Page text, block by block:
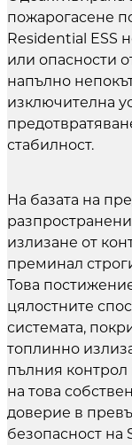
пожарогасене
Residential ESS
или опасности
напълно
изключителна
стабилност.
На базата на
излизане от
преминал
Това
цялостните
системата,
топлинно
пълния контрол
на това
доверие в
безопасност на